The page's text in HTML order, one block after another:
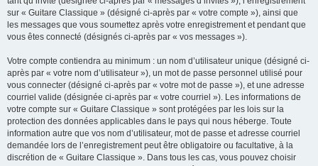
sur « Guitare Classique » (désigné ci-après par « votre compte »), ainsi que
les messages que vous soumettez après votre enregistrement et pendant que
vous êtes connecté (désignés ci-après par « vos messages »).
Votre compte contiendra au minimum : un nom d’utilisateur unique (désigné ci-
après par « votre nom d’utilisateur »), un mot de passe personnel utilisé pour
vous connecter (désigné ci-après par « votre mot de passe »), et une adresse
courriel valide (désignée ci-après par « votre courriel »). Les informations de
votre compte sur « Guitare Classique » sont protégées par les lois sur la
protection des données applicables dans le pays qui nous héberge. Toute
information autre que vos nom d’utilisateur, mot de passe et adresse courriel
demandée lors de l’enregistrement peut être obligatoire ou facultative, à la
discrétion de « Guitare Classique ». Dans tous les cas, vous pouvez choisir